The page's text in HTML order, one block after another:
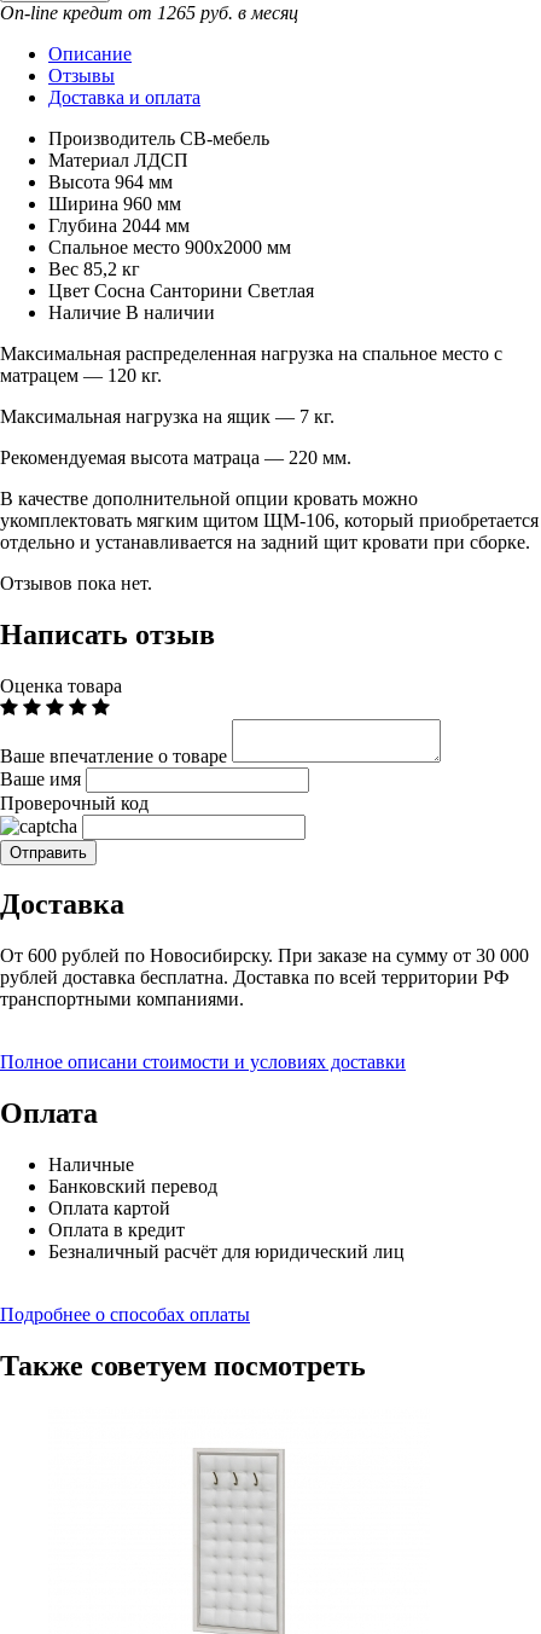
On-line кредит от 1265 руб. в месяц
Описание
Отзывы
Доставка и оплата
Производитель СВ-мебель
Материал ЛДСП
Высота 964 мм
Ширина 960 мм
Глубина 2044 мм
Спальное место 900х2000 мм
Вес 85,2 кг
Цвет Сосна Санторини Светлая
Наличие В наличии
Максимальная распределенная нагрузка на спальное место с
матрацем — 120 кг.
Максимальная нагрузка на ящик — 7 кг.
Рекомендуемая высота матраца — 220 мм.
В качестве дополнительной опции кровать можно
укомплектовать мягким щитом ЩМ-106, который приобретается
отдельно и устанавливается на задний щит кровати при сборке.
Отзывов пока нет.
Написать отзыв
Оценка товара
Ваше впечатление о товаре
Ваше имя
Проверочный код
Доставка
От 600 рублей по Новосибирску. При заказе на сумму от 30 000
рублей доставка бесплатна. Доставка по всей территории РФ
транспортными компаниями.
Полное описани стоимости и условиях доставки
Оплата
Наличные
Банковский перевод
Оплата картой
Оплата в кредит
Безналичный расчёт для юридический лиц
Подробнее о способах оплаты
Также советуем посмотреть